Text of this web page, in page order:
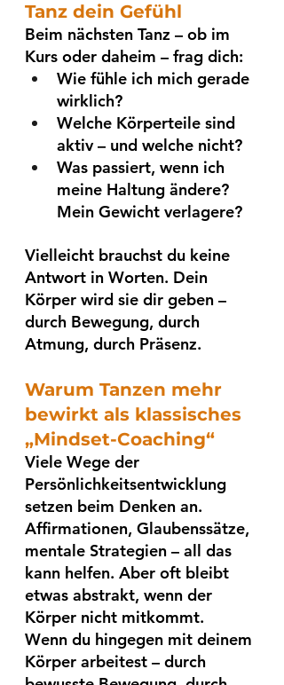
Tanz dein Gefühl
Beim nächsten Tanz – ob im
Kurs oder daheim – frag dich:
Wie fühle ich mich gerade
wirklich?
Welche Körperteile sind
aktiv – und welche nicht?
Was passiert, wenn ich
meine Haltung ändere?
Mein Gewicht verlagere?
Vielleicht brauchst du keine
Antwort in Worten. Dein
Körper wird sie dir geben –
durch Bewegung, durch
Atmung, durch Präsenz.
Warum Tanzen mehr
bewirkt als klassisches
„Mindset-Coaching“
Viele Wege der
Persönlichkeitsentwicklung
setzen beim Denken an.
Affirmationen, Glaubenssätze,
mentale Strategien – all das
kann helfen. Aber oft bleibt
etwas abstrakt, wenn der
Körper nicht mitkommt.
Wenn du hingegen mit deinem
Körper arbeitest – durch